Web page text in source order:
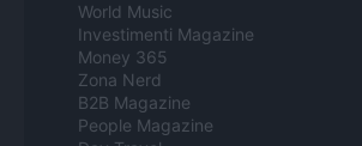
World Music
Investimenti Magazine
Money 365
Zona Nerd
B2B Magazine
People Magazine